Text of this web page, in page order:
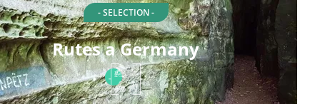
- SELECTION -
Rutes a Germany